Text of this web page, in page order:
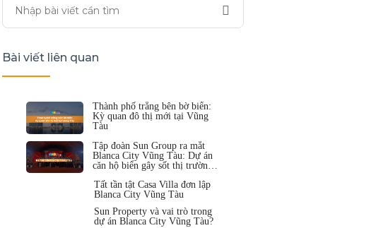
Bài viết liên quan
Thành phố trắng bên bờ biển:
Kỳ quan đô thị mới tại Vũng
Tàu
Tập đoàn Sun Group ra mắt
Blanca City Vũng Tàu: Dự án
căn hộ biển gây sốt thị trường
Tất tần tật Casa Villa đơn lập
Blanca City Vũng Tàu
Sun Property và vai trò trong
dự án Blanca City Vũng Tàu?